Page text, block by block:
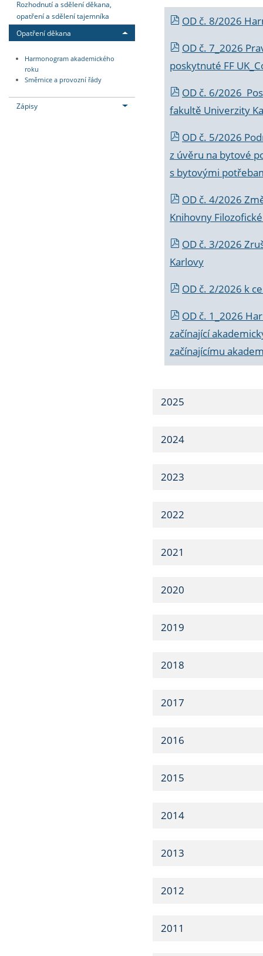
Rozhodnutí a sdělení děkana,
opatření a sdělení tajemníka
Opatření děkana
Harmonogram akademického
roku
Směrnice a provozní řády
Zápisy
OD č. 8/2026
OD č. 7_2026
poskytnuté FF
OD č. 6/2026
fakultě Univerzity
OD č. 5/2026
z úvěru na bytové
s bytovými
OD č. 4/2026
Knihovny
OD č. 3/2026
Karlovy
OD č. 2/2026 k
OD č. 1_2026
začínající
začínajícímu
2025
2024
2023
2022
2021
2020
2019
2018
2017
2016
2015
2014
2013
2012
2011